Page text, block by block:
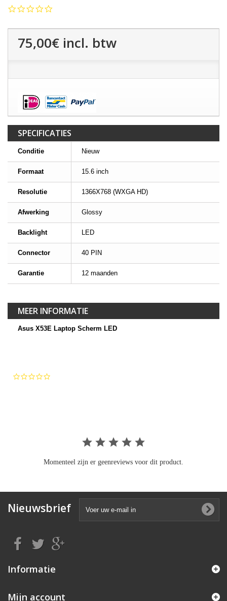
75,00€ incl. btw
SPECIFICATIES
Conditie Nieuw
Formaat 15.6 inch
Resolutie 1366X768 (WXGA HD)
Afwerking Glossy
Backlight LED
Connector 40 PIN
Garantie 12 maanden
MEER INFORMATIE
Asus X53E Laptop Scherm LED
Momenteel zijn er geenreviews voor dit product.
Nieuwsbrief
Informatie
Mijn account